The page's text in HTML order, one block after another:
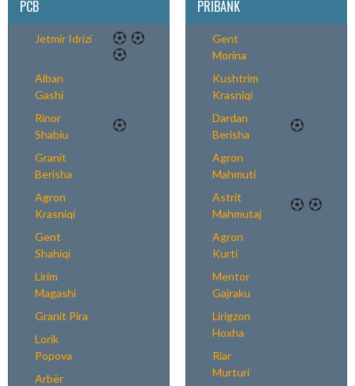
PCB
Jetmir Idrizi
Alban
Gashi
Rinor
Shabiu
Granit
Berisha
Agron
Krasniqi
Gent
Shahiqi
Lirim
Magashi
Granit Pira
Lorik
Popova
Arbër
PRIBANK
Gent
Morina
Kushtrim
Krasniqi
Dardan
Berisha
Agron
Mahmuti
Astrit
Mahmutaj
Agron
Kurti
Mentor
Gajraku
Lirigzon
Hoxha
Riar
Murturi